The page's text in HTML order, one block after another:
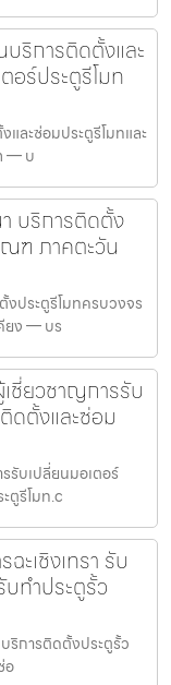
บริการติดตั้งและ
อร์ประตูรีโมท
ละซ่อมประตูรีโมทและ
— บ
บริการติดตั้ง
ฑ ภาคตะวัน
ประตูรีโมทครบวงจร
ยง — บร
ชี่ยวชาญการรับ
ดตั้งและซ่อม
รับเปลี่ยนมอเตอร์
ตูรีโมท.c
ะเชิงเทรา รับ
ทำประตูรั้ว
ริการติดตั้งประตูรั้ว
อ